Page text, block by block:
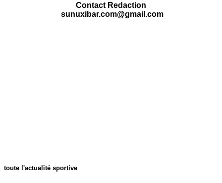
Contact Redaction
sunuxibar.com@gmail.com
toute l'actualité sportive